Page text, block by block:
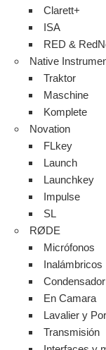
Clarett+
ISA
RED &
Native
Traktor
Maschine
Komplete
Novation
FLkey
Launch
Launchkey
Impulse
SL
RØDE
Micrófonos
Inalámbricos
En Camara
Lavalier y
Transmisión